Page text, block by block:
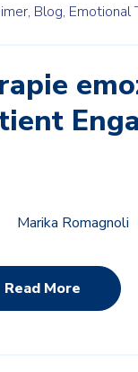
Blog, Emotional
Marika Romagnoli
Read More